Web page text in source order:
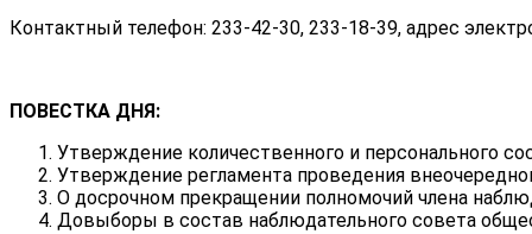
Контактный телефон: 233-42-30, 233-18-39, адрес
ПОВЕСТКА ДНЯ:
Утверждение количественного и персонального
Утверждение регламента проведения
О досрочном прекращении полномочий члена
Довыборы в состав наблюдательного совета